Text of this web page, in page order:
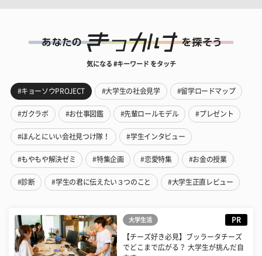
気になる #キーワード をタッチ
#キョーソウPROJECT #大学生の社会見学 #留学ロードマップ
#ガクラボ #お仕事図鑑 #先輩ロールモデル #プレゼント
#ほんとにいい会社見つけ隊！ #学生インタビュー
#もやもや解決ゼミ #特集企画 #恋愛特集 #お金の授業
#診断 #学生の君に伝えたい３つのこと #大学生正直レビュー
大学生活 PR
【チーズ好き必見】ブッラータチーズ
でどこまで広がる？ 大学生が挑んだ自